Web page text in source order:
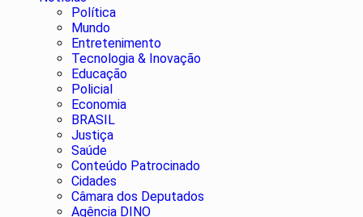
Política
Mundo
Entretenimento
Tecnologia & Inovação
Educação
Policial
Economia
BRASIL
Justiça
Saúde
Conteúdo Patrocinado
Cidades
Câmara dos Deputados
Agência DINO